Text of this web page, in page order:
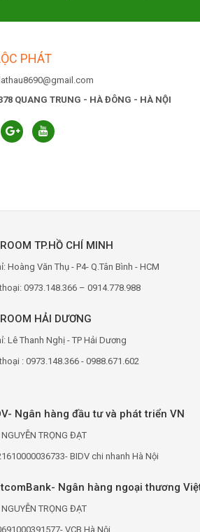
PHÁT
QUANG TRUNG - HÀ ĐÔNG - HÀ NỘI
TP.HỒ CHÍ MINH
Hoàng Văn Thụ - P4- Q.Tân Bình - HCM
0973.148.366 – 0914.778.988
HẢI DƯƠNG
Lê Thanh Nghị - TP Hải Dương
: 0973.148.366 - 0988.671.602
Ngân hàng đầu tư và phát triển VN
TRỌNG ĐẠT
BIDV chi nhanh Hà Nội
Ngân hàng ngoại thương
TRỌNG ĐẠT
VCB Hà Nội